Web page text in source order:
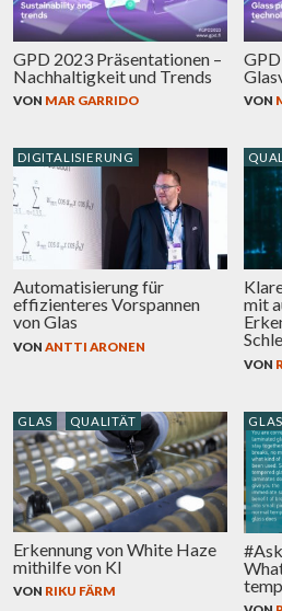
GPD 2023 Präsentationen –
Nachhaltigkeit und Trends
VON MAR GARRIDO VON
DIGITALISIERUNG
Automatisierung für
effizienteres Vorspannen
von Glas
VON ANTTI ARONEN
mit
VON
GLAS QUALITÄT
Erkennung von White Haze
mithilfe von KI
VON RIKU FÄRM
GLAS